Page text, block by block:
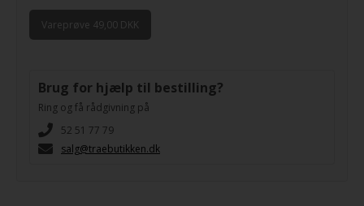
Vareprøve 49,00 DKK
Brug for hjælp til bestilling?
Ring og få rådgivning på
52 51 77 79
salg@traebutikken.dk